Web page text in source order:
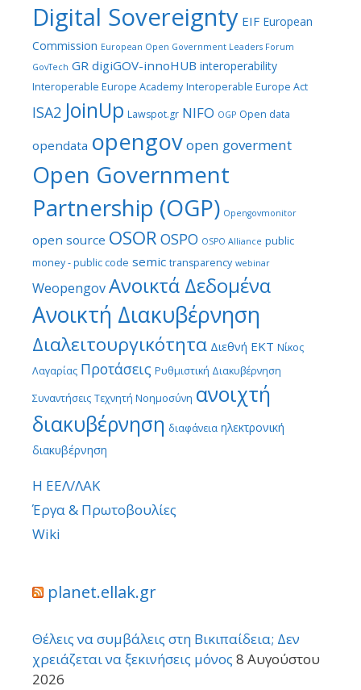
Digital Sovereignty EIF European
Commission European Open Government Leaders Forum
GovTech GR digiGOV-innoHUB interoperability
Interoperable Europe Academy Interoperable Europe Act
ISA2 JoinUp Lawspot.gr NIFO OGP Open data
opendata opengovopen goverment
Open Government
Partnership (OGP) Opengovmonitor
open source OSOR OSPO OSPO Alliance public
money - public code semic transparency webinar
WeopengovΑνοικτά Δεδομένα
Ανοικτή Διακυβέρνηση
Διαλειτουργικότητα Διεθνή ΕΚΤ Νίκος
Λαγαρίας Προτάσεις Ρυθμιστική Διακυβέρνηση
Συναντήσεις Τεχνητή Νοημοσύνη ανοιχτή
διακυβέρνηση διαφάνεια ηλεκτρονική
διακυβέρνηση
Η ΕΕΛ/ΛΑΚ
Έργα & Πρωτοβουλίες
Wiki
planet.ellak.gr
Θέλεις να συμβάλεις στη Βικιπαίδεια; Δεν
χρειάζεται να ξεκινήσεις μόνος 8 Αυγούστου
2026